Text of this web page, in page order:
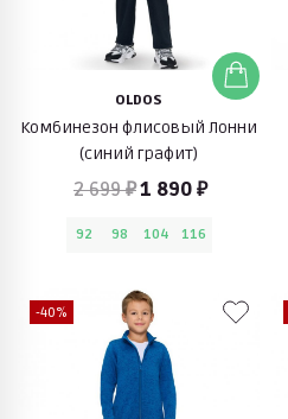
OLDOS
Комбинезон флисовый Лонни
(синий графит)
2 699 ₽1 890 ₽
92 98 104 116
-40%